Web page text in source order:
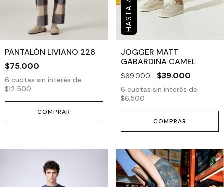
PANTALÓN LIVIANO 228
$75.000
6 cuotas sin interés de
$12.500
COMPRAR
JOGGER MATT
GABARDINA CAMEL
$69.000 $39.000
6 cuotas sin interés de
$6.500
COMPRAR